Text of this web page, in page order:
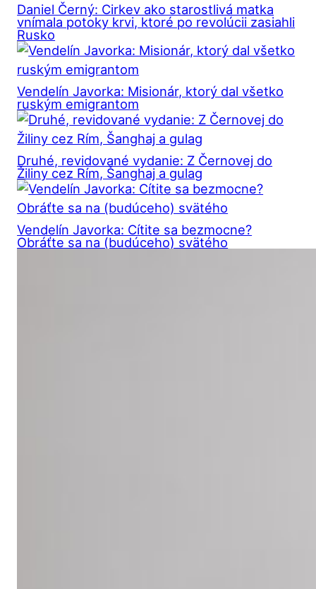
Daniel Černý: Cirkev ako starostlivá matka
vnímala potoky krvi, ktoré po revolúcii zasiahli
Rusko
Vendelín Javorka: Misionár, ktorý dal všetko
ruským emigrantom
Druhé, revidované vydanie: Z Černovej do
Žiliny cez Rím, Šanghaj a gulag
Vendelín Javorka: Cítite sa bezmocne?
Obráťte sa na (budúceho) svätého